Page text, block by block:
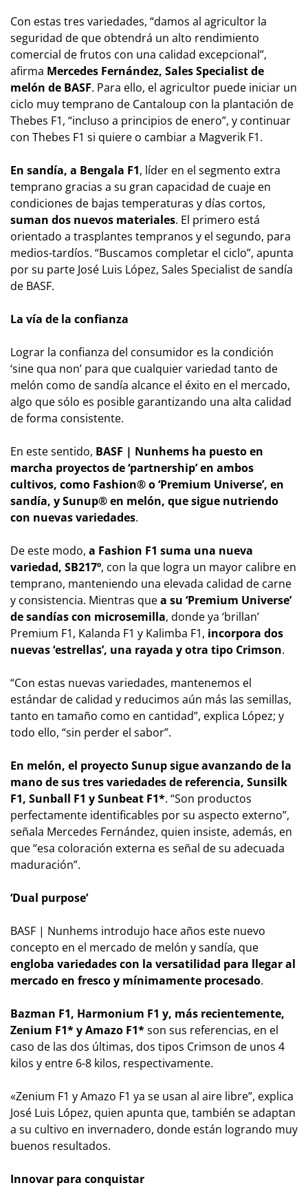
Con estas tres variedades, “damos al agricultor la
seguridad de que obtendrá un alto rendimiento
comercial de frutos con una calidad excepcional”,
afirma Mercedes Fernández, Sales Specialist de
melón de BASF. Para ello, el agricultor puede iniciar un
ciclo muy temprano de Cantaloup con la plantación de
Thebes F1, “incluso a principios de enero”, y continuar
con Thebes F1 si quiere o cambiar a Magverik F1.
En sandía, a Bengala F1, líder en el segmento extra
temprano gracias a su gran capacidad de cuaje en
condiciones de bajas temperaturas y días cortos,
suman dos nuevos materiales. El primero está
orientado a trasplantes tempranos y el segundo, para
medios-tardíos. “Buscamos completar el ciclo”, apunta
por su parte José Luis López, Sales Specialist de sandía
de BASF.
La vía de la confianza
Lograr la confianza del consumidor es la condición
‘sine qua non’ para que cualquier variedad tanto de
melón como de sandía alcance el éxito en el mercado,
algo que sólo es posible garantizando una alta calidad
de forma consistente.
En este sentido, BASF | Nunhems ha puesto en
marcha proyectos de ‘partnership’ en ambos
cultivos, como Fashion® o ‘Premium Universe’, en
sandía, y Sunup® en melón, que sigue nutriendo
con nuevas variedades.
De este modo, a Fashion F1 suma una nueva
variedad, SB217º, con la que logra un mayor calibre en
temprano, manteniendo una elevada calidad de carne
y consistencia. Mientras quea su ‘Premium Universe’
de sandías con microsemilla, donde ya ‘brillan’
Premium F1, Kalanda F1 y Kalimba F1, incorpora dos
nuevas ‘estrellas’, una rayada y otra tipo Crimson.
“Con estas nuevas variedades, mantenemos el
estándar de calidad y reducimos aún más las semillas,
tanto en tamaño como en cantidad”, explica López; y
todo ello, “sin perder el sabor”.
En melón, el proyecto Sunup sigue avanzando de la
mano de sus tres variedades de referencia, Sunsilk
F1, Sunball F1 y Sunbeat F1*. “Son productos
perfectamente identificables por su aspecto externo”,
señala Mercedes Fernández, quien insiste, además, en
que “esa coloración externa es señal de su adecuada
maduración”.
‘Dual purpose’
BASF | Nunhems introdujo hace años este nuevo
concepto en el mercado de melón y sandía, que
engloba variedades con la versatilidad para llegar al
mercado en fresco y mínimamente procesado.
Bazman F1, Harmonium F1 y, más recientemente,
Zenium F1* y Amazo F1*son sus referencias, en el
caso de las dos últimas, dos tipos Crimson de unos 4
kilos y entre 6-8 kilos, respectivamente.
«Zenium F1 y Amazo F1 ya se usan al aire libre”, explica
José Luis López, quien apunta que, también se adaptan
a su cultivo en invernadero, donde están logrando muy
buenos resultados.
Innovar para conquistar